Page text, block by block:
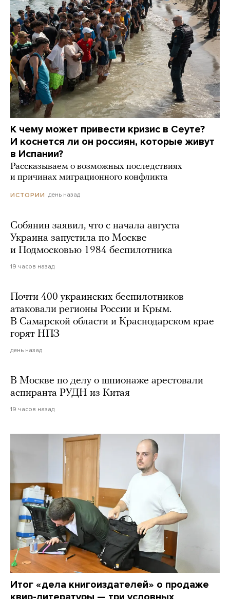
К чему может привести кризис в Сеуте?
И коснется ли он россиян, которые живут
в Испании?
Рассказываем о возможных последствиях
и причинах миграционного конфликта
ИСТОРИИ день назад
Собянин заявил, что с начала августа
Украина запустила по Москве
и Подмосковью 1984 беспилотника
19 часов назад
Почти 400 украинских беспилотников
атаковали регионы России и Крым.
В Самарской области и Краснодарском крае
горят НПЗ
день назад
В Москве по делу о шпионаже арестовали
аспиранта РУДН из Китая
19 часов назад
Итог «дела книгоиздателей» о продаже